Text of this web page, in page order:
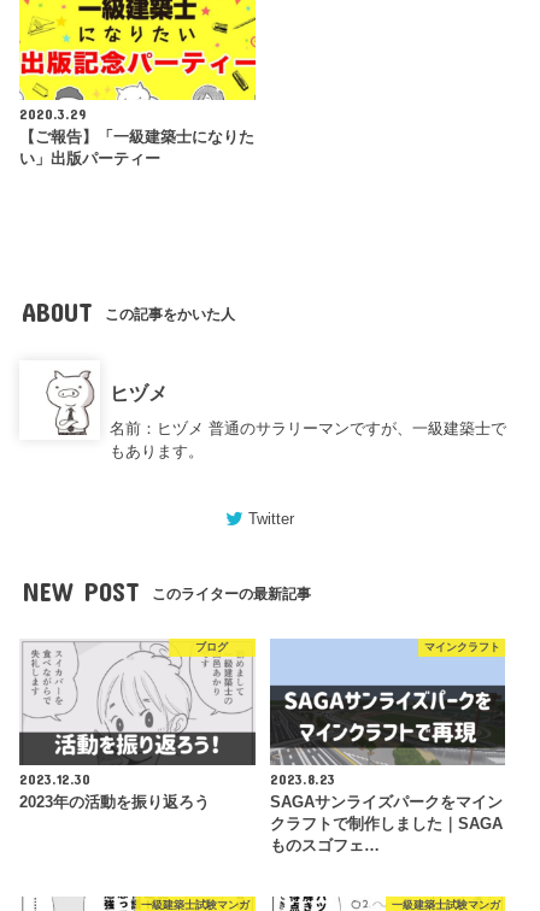
2020.3.29
【ご報告】「一級建築士になりた
い」出版パーティー
ABOUT この記事をかいた人
ヒヅメ
名前：ヒヅメ 普通のサラリーマンですが、一級建築士で
もあります。
Twitter
NEW POST このライターの最新記事
ブログ
2023.12.30
2023年の活動を振り返ろう
マインクラフト
2023.8.23
SAGAサンライズパークをマイン
クラフトで制作しました｜SAGA
ものスゴフェ…
一級建築士試験マンガ 一級建築士試験マンガ